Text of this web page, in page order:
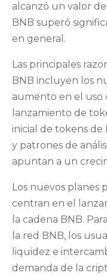
alcanzó un valor
BNB superó
en general.
Las principales
BNB incluyen los
aumento en el uso
lanzamiento de
inicial de tokens de
y patrones de
apuntan a un
Los nuevos planes
centran en el
la cadena BNB.
la red BNB, los
liquidez e
demanda de la